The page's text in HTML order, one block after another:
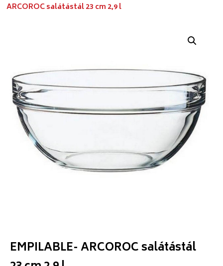
ARCOROC salátástál 23 cm 2,9 l
EMPILABLE- ARCOROC salátástál